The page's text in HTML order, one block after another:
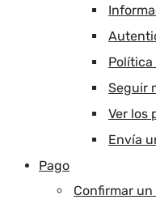
Seguir
Ver los
Envía
Pago
Confirmar un